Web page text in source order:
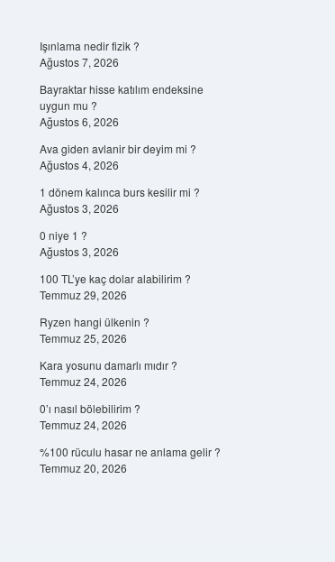
Işınlama nedir fizik ?
Ağustos 7, 2026
Bayraktar hisse katılım endeksine
uygun mu ?
Ağustos 6, 2026
Ava giden avlanir bir deyim mi ?
Ağustos 4, 2026
1 dönem kalınca burs kesilir mi ?
Ağustos 3, 2026
0 niye 1 ?
Ağustos 3, 2026
100 TL’ye kaç dolar alabilirim ?
Temmuz 29, 2026
Ryzen hangi ülkenin ?
Temmuz 25, 2026
Kara yosunu damarlı mıdır ?
Temmuz 24, 2026
0’ı nasıl bölebilirim ?
Temmuz 24, 2026
%100 rüculu hasar ne anlama gelir ?
Temmuz 20, 2026